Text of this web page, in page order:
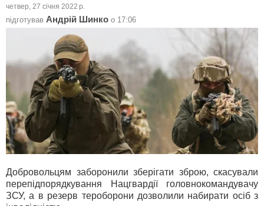
четвер, 27 січня 2022 р.
підготував Андрій Шинко о 17:06
Добровольцям заборонили зберігати зброю, скасували
перепідпорядкування Нацгвардії головнокомандувачу
ЗСУ, а в резерв тероборони дозволили набирати осіб з